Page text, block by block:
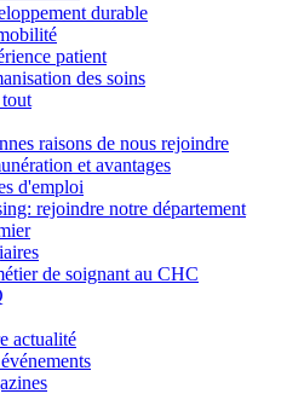
durable
patient
des soins
raisons de nous rejoindre
et avantages
d'emploi
rejoindre notre département
de soignant au CHC
actualité